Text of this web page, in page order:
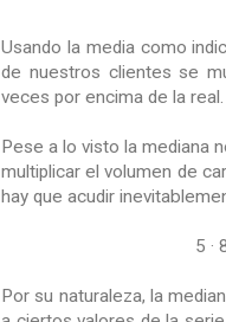
Usando la media como
de nuestros clientes se
veces por encima de la real.
Pese a lo visto la mediana
multiplicar el volumen de
hay que acudir
5 ·
Por su naturaleza, la